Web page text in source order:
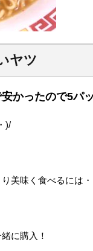
ヤツ
かったので5パ
)/
美味く食べるには・
に購入！